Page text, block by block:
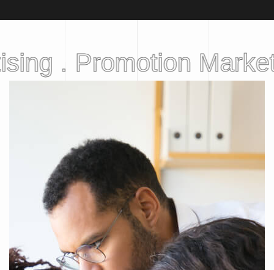
. Promotion